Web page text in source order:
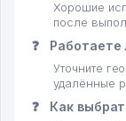
Хорошие
после
❓ Работаете
Уточните
удалённые
❓ Как